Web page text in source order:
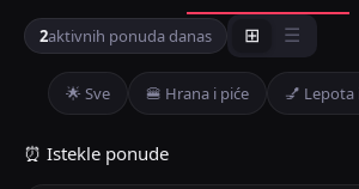
2aktivnih ponuda danas ⊞ ☰
🌟 Sve 🍔 Hrana i piće 💅 Lepota
⏰ Istekle ponude